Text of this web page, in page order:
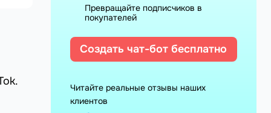
Превращайте подписчиков в
покупателей
Создать чат-бот бесплатно
Читайте реальные отзывы наших
клиентов